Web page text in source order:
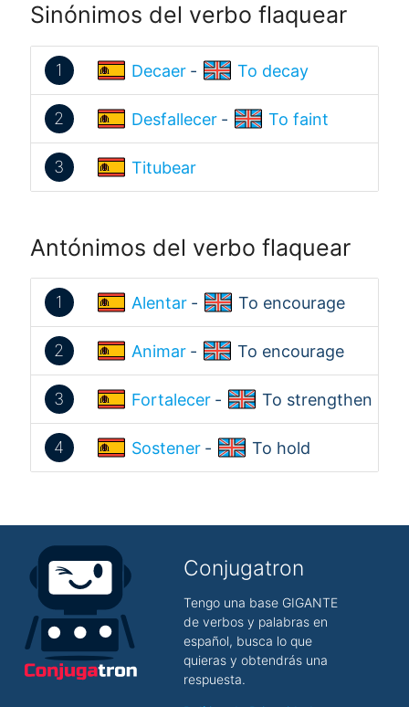
Sinónimos del verbo flaquear
1 Decaer - To decay
2 Desfallecer - To faint
3 Titubear
Antónimos del verbo flaquear
1 Alentar - To encourage
2 Animar - To encourage
3 Fortalecer - To strengthen
4 Sostener - To hold
Conjugatron
Tengo una base GIGANTE
de verbos y palabras en
español, busca lo que
quieras y obtendrás una
respuesta.